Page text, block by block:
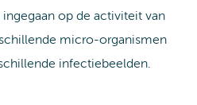
op de activiteit van
micro-organismen
infectiebeelden.